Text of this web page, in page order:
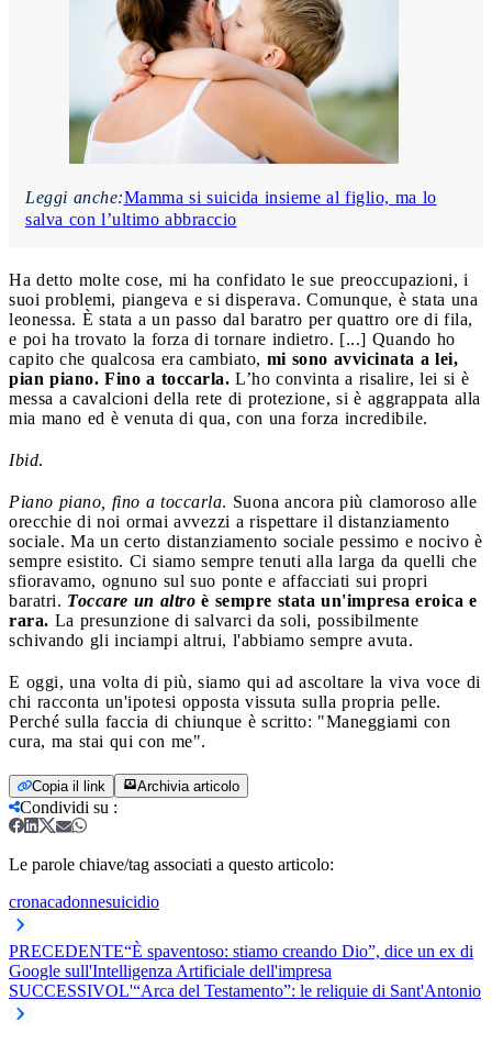
Leggi anche:Mamma si suicida insieme al figlio, ma lo
salva con l’ultimo abbraccio
Ha detto molte cose, mi ha confidato le sue preoccupazioni, i
suoi problemi, piangeva e si disperava. Comunque, è stata una
leonessa. È stata a un passo dal baratro per quattro ore di fila,
e poi ha trovato la forza di tornare indietro. [...] Quando ho
capito che qualcosa era cambiato, mi sono avvicinata a lei,
pian piano. Fino a toccarla. L’ho convinta a risalire, lei si è
messa a cavalcioni della rete di protezione, si è aggrappata alla
mia mano ed è venuta di qua, con una forza incredibile.
Ibid.
Piano piano, fino a toccarla. Suona ancora più clamoroso alle
orecchie di noi ormai avvezzi a rispettare il distanziamento
sociale. Ma un certo distanziamento sociale pessimo e nocivo è
sempre esistito. Ci siamo sempre tenuti alla larga da quelli che
sfioravamo, ognuno sul suo ponte e affacciati sui propri
baratri. Toccare un altro è sempre stata un'impresa eroica e
rara. La presunzione di salvarci da soli, possibilmente
schivando gli inciampi altrui, l'abbiamo sempre avuta.
E oggi, una volta di più, siamo qui ad ascoltare la viva voce di
chi racconta un'ipotesi opposta vissuta sulla propria pelle.
Perché sulla faccia di chiunque è scritto: "Maneggiami con
cura, ma stai qui con me".
Copia il link Archivia articolo
Condividi su :
Le parole chiave/tag associati a questo articolo:
cronacadonnesuicidio
PRECEDENTE“È spaventoso: stiamo creando Dio”, dice un ex di
Google sull'Intelligenza Artificiale dell'impresa
SUCCESSIVOL'“Arca del Testamento”: le reliquie di Sant'Antonio